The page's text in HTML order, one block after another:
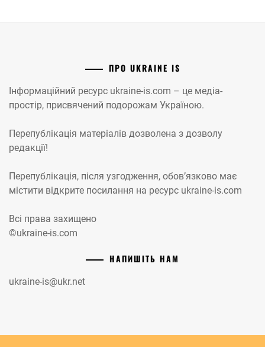
ПРО UKRAINE IS
Інформаційний ресурс ukraine-is.com – це медіа-
простір, присвячений подорожам Україною.
Перепублікація матеріалів дозволена з дозволу
редакції!
Перепублікація, після узгодження, обов’язково має
містити відкрите посилання на ресурс ukraine-is.com
Всі права захищено
©ukraine-is.com
НАПИШІТЬ НАМ
ukraine-is@ukr.net